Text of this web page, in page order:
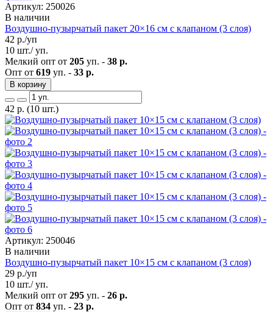
Артикул: 250026
В наличии
Воздушно-пузырчатый пакет 20×16 см с клапаном (3 слоя)
42 р./уп
10 шт./ уп.
Мелкий опт от 205 уп. - 38 р.
Опт от 619 уп. - 33 р.
В корзину
42 р. (10 шт.)
Артикул: 250046
В наличии
Воздушно-пузырчатый пакет 10×15 см с клапаном (3 слоя)
29 р./уп
10 шт./ уп.
Мелкий опт от 295 уп. - 26 р.
Опт от 834 уп. - 23 р.